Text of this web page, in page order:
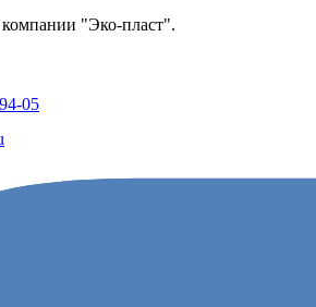
"Эко-пласт".
05